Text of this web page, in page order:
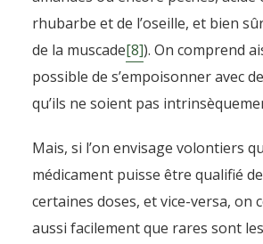
rhubarbe et de l’oseille, et bien
de la muscade[8]). On comprend
possible de s’empoisonner avec
qu’ils ne soient pas
Mais, si l’on envisage volontiers
médicament puisse être qualifié
certaines doses, et vice-versa, on
aussi facilement que rares sont